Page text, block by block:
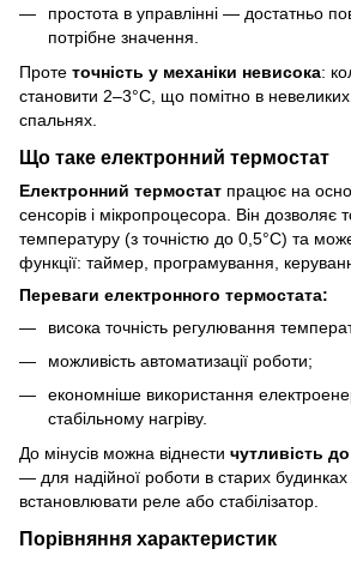
простота в управлінні — достатньо
потрібне значення.
Проте точність у механіки невисока:
становити 2–3°C, що помітно в
спальнях.
Що таке електронний термостат
Електронний термостат працює на
сенсорів і мікропроцесора. Він дозволяє
температуру (з точністю до 0,5°C) та
функції: таймер, програмування,
Переваги електронного термостата:
висока точність регулювання
можливість автоматизації роботи;
економніше використання
стабільному нагріву.
До мінусів можна віднести чутливість
— для надійної роботи в старих
встановлювати реле або стабілізатор.
Порівняння характеристик